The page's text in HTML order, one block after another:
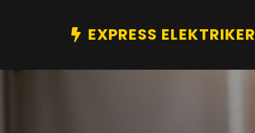
EXPRESS ELEKTRIKER